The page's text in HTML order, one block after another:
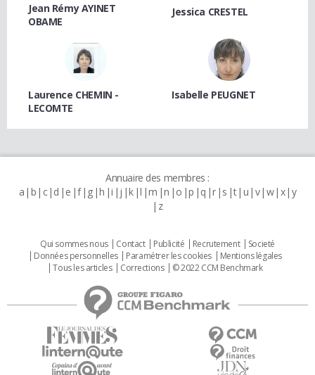
Jean Rémy AYINET
OBAME
Jessica CRESTEL
Laurence CHEMIN -
LECOMTE
Isabelle PEUGNET
Annuaire des membres :
a b c d e f g h i j k l m n o p q r s t u v w x y
z
Qui sommes nous Contact Publicité Recrutement
Societé
Données personnelles
Paramétrer les cookies
Mentions légales
Tous les articles
Corrections © 2022 CCM Benchmark